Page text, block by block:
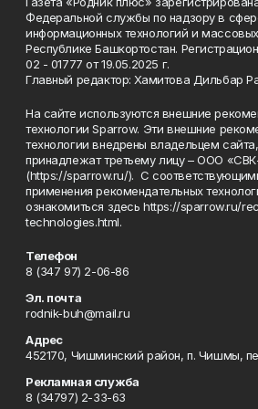
Федеральной службы по надзору в
информационных технологий и
Республике Башкортостан.
02 - 01777 от 19.05.2025 г.
Главный редактор: Хамитова Дильбар
На сайте используются внешние
технологии Sparrow. Эти внешние
технологии внедрены владельцем
принадлежат третьему лицу – ООО
(https://sparrow.ru/). С
применения рекомендательных
ознакомиться здесь https://sparrow.ru/
technologies.html.
Телефон
8 (347 97) 2-06-86
Эл. почта
rodnik-buh@mail.ru
Адрес
452170, Чишминский район, п. Чишмы,
Рекламная служба
8 (34797) 2-33-63